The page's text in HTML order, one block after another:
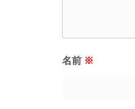
名前 ※